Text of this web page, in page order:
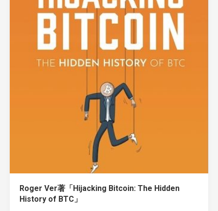
Roger Ver著「Hijacking Bitcoin: The Hidden
History of BTC」